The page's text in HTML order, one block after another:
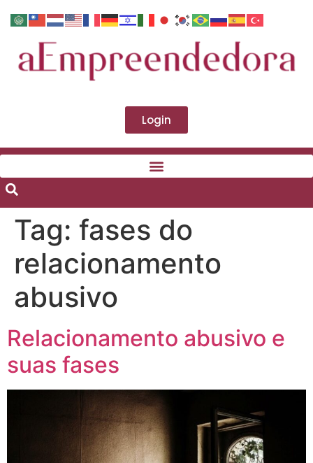
Login
Tag: fases do
relacionamento
abusivo
Relacionamento abusivo e
suas fases